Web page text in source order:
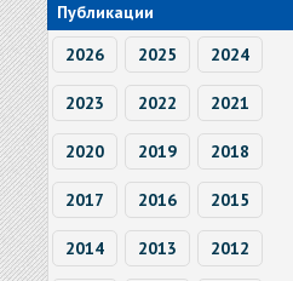
Публикации
2026
2025 2024
2023 2022 2021
2020 2019 2018
2017 2016 2015
2014 2013 2012